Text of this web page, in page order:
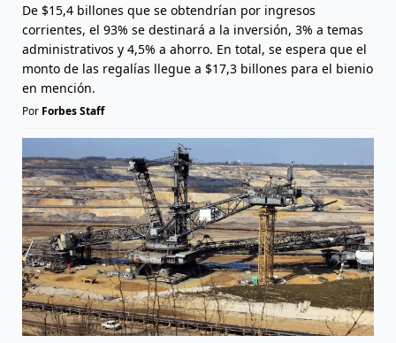
De $15,4 billones que se obtendrían por ingresos
corrientes, el 93% se destinará a la inversión, 3% a temas
administrativos y 4,5% a ahorro. En total, se espera que el
monto de las regalías llegue a $17,3 billones para el bienio
en mención.
Por Forbes Staff